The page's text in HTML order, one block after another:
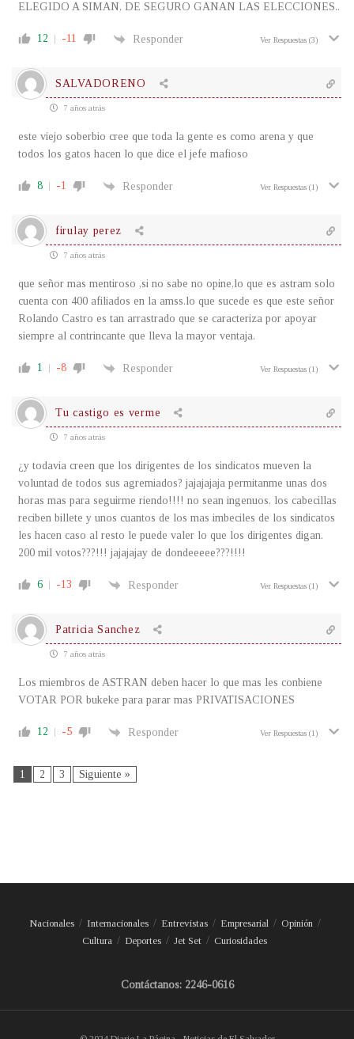
ELEGIDO A SIMAN, DE SEGURO GANAN LAS ELECCIONES..
12 -11 Responder Ver Respuestas (3)
SALVADORENO
7 años atrás
este viejo soberbio cree que toda la gente es como arena y que
todos los gatos hacen lo que dice el jefe mafioso
8 -1 Responder Ver Respuestas (1)
firulay perez
7 años atrás
que señor mas mentiroso ,si no sabe no opine,lo que es astram solo
cuenta con 400 afiliados en la amss.lo que sucede es que este señor
Rolando Castro es tan arrastrado que se caracteriza por apoyar
siempre al contrincante que lleva la mayor ventaja.
1 -8 Responder Ver Respuestas (1)
Tu castigo es verme
7 años atrás
¿y todavia creen que los dirigentes de los sindicatos mueven la
voluntad de todos sus agremiados? jajajajaja permitanme unas dos
horas mas para seguirme riendo!!!! no sean ingenuos, los cabecillas
reciben billete y unos cuantos de los mas imbeciles de los sindicatos
les hacen caso al resto le puede valer lo que los dirigentes digan.
200 mil votos???!!! jajajajay de dondeeeee???!!!!
6 -13 Responder Ver Respuestas (1)
Patricia Sanchez
7 años atrás
Los miembros de ASTRAN deben hacer lo que mas les conbiene
VOTAR POR bukeke para parar mas PRIVATISACIONES
12 -5 Responder Ver Respuestas (1)
1 2 3 Siguiente »
Nacionales Internacionales Entrevistas Empresarial
Opinión
Cultura
Deportes Jet Set Curiosidades
Contáctanos: 2246-0616